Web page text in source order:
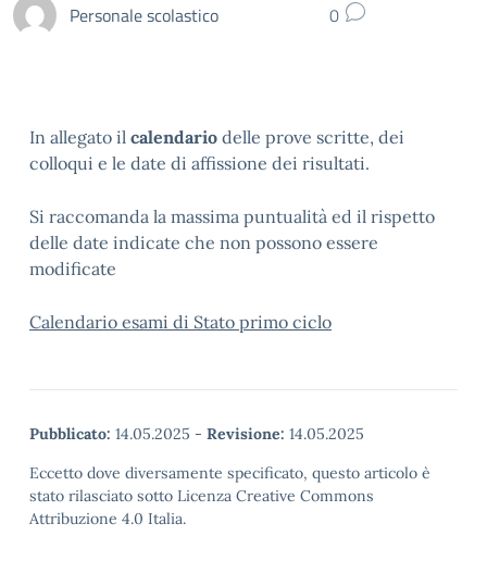
Personale scolastico 0
In allegato il calendario delle prove scritte, dei
colloqui e le date di affissione dei risultati.
Si raccomanda la massima puntualità ed il rispetto
delle date indicate che non possono essere
modificate
Calendario esami di Stato primo ciclo
Pubblicato: 14.05.2025 - Revisione: 14.05.2025
Eccetto dove diversamente specificato, questo articolo è
stato rilasciato sotto Licenza Creative Commons
Attribuzione 4.0 Italia.